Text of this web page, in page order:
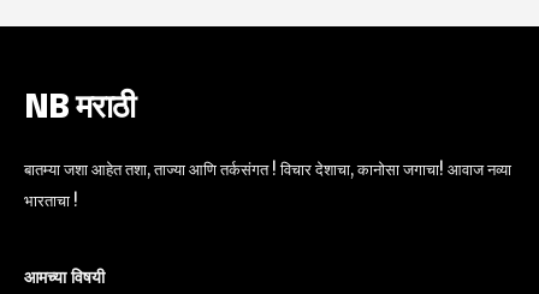
NB मराठी
बातम्या जशा आहेत तशा, ताज्या आणि तर्कसंगत ! विचार देशाचा, कानोसा जगाचा! आवाज नव्या
भारताचा !
आमच्या विषयी